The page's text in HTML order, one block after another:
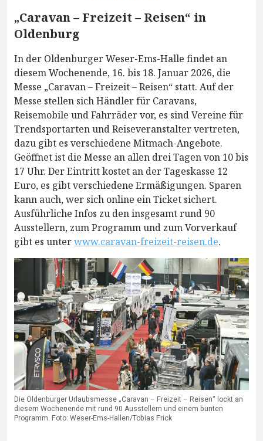
„Caravan – Freizeit – Reisen“ in
Oldenburg
In der Oldenburger Weser-Ems-Halle findet an
diesem Wochenende, 16. bis 18. Januar 2026, die
Messe „Caravan – Freizeit – Reisen“ statt. Auf der
Messe stellen sich Händler für Caravans,
Reisemobile und Fahrräder vor, es sind Vereine für
Trendsportarten und Reiseveranstalter vertreten,
dazu gibt es verschiedene Mitmach-Angebote.
Geöffnet ist die Messe an allen drei Tagen von 10 bis
17 Uhr. Der Eintritt kostet an der Tageskasse 12
Euro, es gibt verschiedene Ermäßigungen. Sparen
kann auch, wer sich online ein Ticket sichert.
Ausführliche Infos zu den insgesamt rund 90
Ausstellern, zum Programm und zum Vorverkauf
gibt es unterwww.caravan-freizeit-reisen.de.
Die Oldenburger Urlaubsmesse „Caravan – Freizeit – Reisen“ lockt an
diesem Wochenende mit rund 90 Ausstellern und einem bunten
Programm. Foto: Weser-Ems-Hallen/Tobias Frick